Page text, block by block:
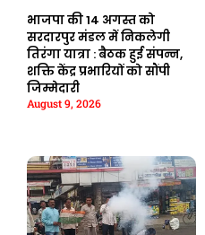
भाजपा की 14 अगस्त को
सरदारपुर मंडल में निकलेगी
तिरंगा यात्रा : बैठक हुई संपन्न,
शक्ति केंद्र प्रभारियों को सौंपी
जिम्मेदारी
August 9, 2026